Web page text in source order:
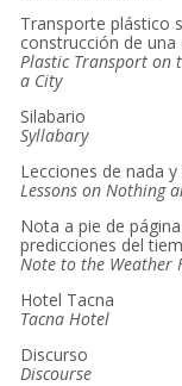
Transporte plástico
construcción de una
Plastic Transport on
a City
Silabario
Syllabary
Lecciones de nada y
Lessons on Nothing
Nota a pie de
predicciones del
Note to the Weather
Hotel Tacna
Tacna Hotel
Discurso
Discourse